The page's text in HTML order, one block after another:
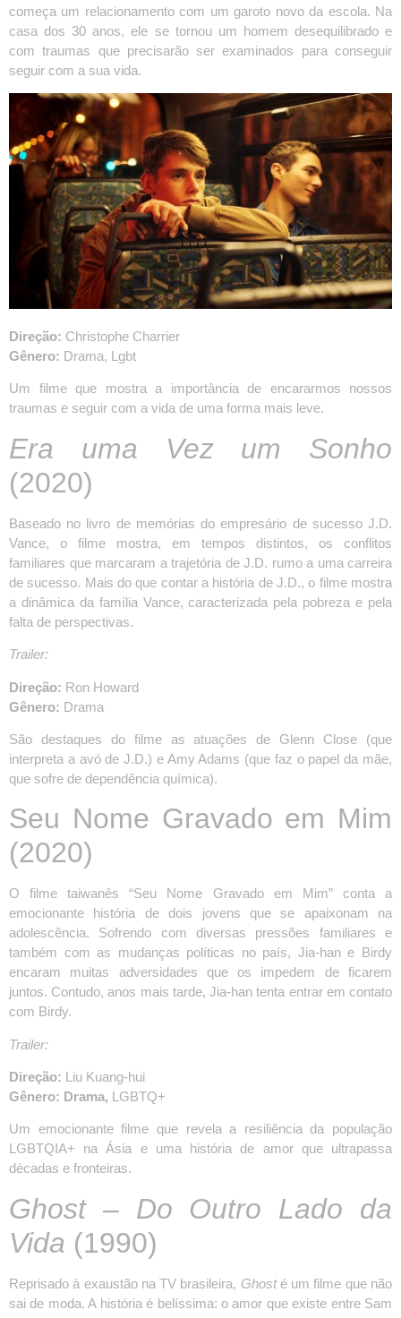
começa um relacionamento com um garoto novo da escola. Na
casa dos 30 anos, ele se tornou um homem desequilibrado e
com traumas que precisarão ser examinados para conseguir
seguir com a sua vida.
Direção: Christophe Charrier
Gênero: Drama, Lgbt
Um filme que mostra a importância de encararmos nossos
traumas e seguir com a vida de uma forma mais leve.
Era uma Vez um Sonho
(2020)
Baseado no livro de memórias do empresário de sucesso J.D.
Vance, o filme mostra, em tempos distintos, os conflitos
familiares que marcaram a trajetória de J.D. rumo a uma carreira
de sucesso. Mais do que contar a história de J.D., o filme mostra
a dinâmica da família Vance, caracterizada pela pobreza e pela
falta de perspectivas.
Trailer:
Direção: Ron Howard
Gênero: Drama
São destaques do filme as atuações de Glenn Close (que
interpreta a avó de J.D.) e Amy Adams (que faz o papel da mãe,
que sofre de dependência química).
Seu Nome Gravado em Mim
(2020)
O filme taiwanês “Seu Nome Gravado em Mim” conta a
emocionante história de dois jovens que se apaixonam na
adolescência. Sofrendo com diversas pressões familiares e
também com as mudanças políticas no país, Jia-han e Birdy
encaram muitas adversidades que os impedem de ficarem
juntos. Contudo, anos mais tarde, Jia-han tenta entrar em contato
com Birdy.
Trailer:
Direção: Liu Kuang-hui
Gênero: Drama, LGBTQ+
Um emocionante filme que revela a resiliência da população
LGBTQIA+ na Ásia e uma história de amor que ultrapassa
décadas e fronteiras.
Ghost – Do Outro Lado da
Vida (1990)
Reprisado à exaustão na TV brasileira, Ghosté um filme que não
sai de moda. A história é belíssima: o amor que existe entre Sam